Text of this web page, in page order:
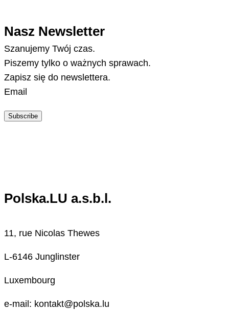
Nasz Newsletter
Szanujemy Twój czas.
Piszemy tylko o ważnych sprawach.
Zapisz się do newslettera.
Email
Subscribe
Polska.LU a.s.b.l.
11, rue Nicolas Thewes
L-6146 Junglinster
Luxembourg
e-mail: kontakt@polska.lu